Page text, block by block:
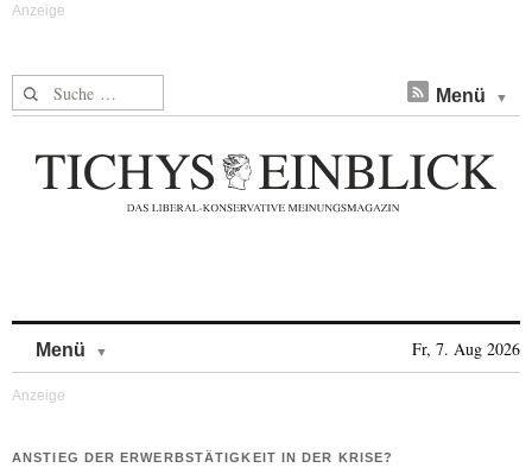
Suche nach: Menü
Menü Fr, 7. Aug 2026
ANSTIEG DER ERWERBSTÄTIGKEIT IN DER KRISE?